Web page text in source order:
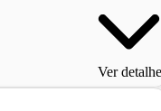
Ver